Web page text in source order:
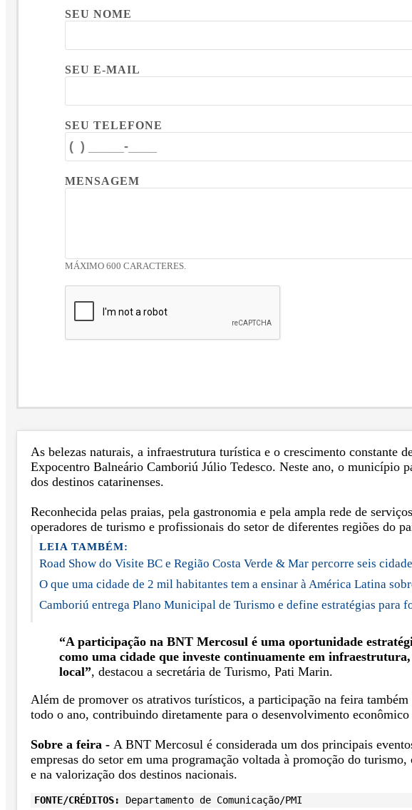
SEU NOME
SEU E-MAIL
SEU TELEFONE
MENSAGEM
MÁXIMO 600 CARACTERES.
As belezas naturais, a infraestrutura turística e o crescimento constante
Expocentro Balneário Camboriú Júlio Tedesco. Neste ano, o município
dos destinos catarinenses.
Reconhecida pelas praias, pela gastronomia e pela ampla rede de
operadores de turismo e profissionais do setor de diferentes regiões do
LEIA TAMBÉM:
Road Show do Visite BC e Região Costa Verde & Mar percorre seis
O que uma cidade de 2 mil habitantes tem a ensinar à América Latina
Camboriú entrega Plano Municipal de Turismo e define estratégias para
“A participação na BNT Mercosul é uma oportunidade
como uma cidade que investe continuamente em
local”, destacou a secretária de Turismo, Pati Marin.
Além de promover os atrativos turísticos, a participação na feira
todo o ano, contribuindo diretamente para o desenvolvimento econômico
Sobre a feira - A BNT Mercosul é considerada um dos principais
empresas do setor em uma programação voltada à promoção do
e na valorização dos destinos nacionais.
FONTE/CRÉDITOS: Departamento de Comunicação/PMI